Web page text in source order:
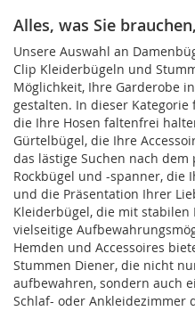
Alles, was Sie
Unsere Auswahl an
Clip Kleiderbügeln und
Möglichkeit, Ihre Garderobe
gestalten. In dieser
die Ihre Hosen faltenfrei
Gürtelbügel, die Ihre
das lästige Suchen nach
Rockbügel und -spanner, die
und die Präsentation Ihrer
Kleiderbügel, die mit
vielseitige
Hemden und Accessoires
Stummen Diener, die nicht
aufbewahren, sondern auch
Schlaf- oder Ankleidezimmer